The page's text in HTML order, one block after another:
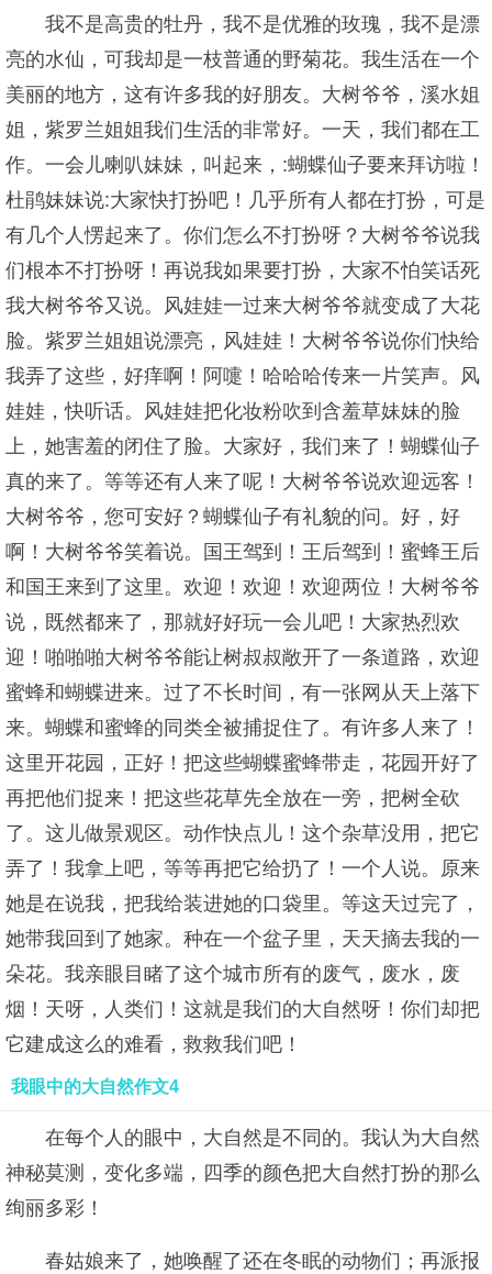
我不是高贵的牡丹，我不是优雅的玫瑰，我不是漂
亮的水仙，可我却是一枝普通的野菊花。我生活在一个
美丽的地方，这有许多我的好朋友。大树爷爷，溪水姐
姐，紫罗兰姐姐我们生活的非常好。一天，我们都在工
作。一会儿喇叭妹妹，叫起来，:蝴蝶仙子要来拜访啦！
杜鹃妹妹说:大家快打扮吧！几乎所有人都在打扮，可是
有几个人愣起来了。你们怎么不打扮呀？大树爷爷说我
们根本不打扮呀！再说我如果要打扮，大家不怕笑话死
我大树爷爷又说。风娃娃一过来大树爷爷就变成了大花
脸。紫罗兰姐姐说漂亮，风娃娃！大树爷爷说你们快给
我弄了这些，好痒啊！阿嚏！哈哈哈传来一片笑声。风
娃娃，快听话。风娃娃把化妆粉吹到含羞草妹妹的脸
上，她害羞的闭住了脸。大家好，我们来了！蝴蝶仙子
真的来了。等等还有人来了呢！大树爷爷说欢迎远客！
大树爷爷，您可安好？蝴蝶仙子有礼貌的问。好，好
啊！大树爷爷笑着说。国王驾到！王后驾到！蜜蜂王后
和国王来到了这里。欢迎！欢迎！欢迎两位！大树爷爷
说，既然都来了，那就好好玩一会儿吧！大家热烈欢
迎！啪啪啪大树爷爷能让树叔叔敞开了一条道路，欢迎
蜜蜂和蝴蝶进来。过了不长时间，有一张网从天上落下
来。蝴蝶和蜜蜂的同类全被捕捉住了。有许多人来了！
这里开花园，正好！把这些蝴蝶蜜蜂带走，花园开好了
再把他们捉来！把这些花草先全放在一旁，把树全砍
了。这儿做景观区。动作快点儿！这个杂草没用，把它
弄了！我拿上吧，等等再把它给扔了！一个人说。原来
她是在说我，把我给装进她的口袋里。等这天过完了，
她带我回到了她家。种在一个盆子里，天天摘去我的一
朵花。我亲眼目睹了这个城市所有的废气，废水，废
烟！天呀，人类们！这就是我们的大自然呀！你们却把
它建成这么的难看，救救我们吧！
我眼中的大自然作文4
在每个人的眼中，大自然是不同的。我认为大自然
神秘莫测，变化多端，四季的颜色把大自然打扮的那么
绚丽多彩！
春姑娘来了，她唤醒了还在冬眠的动物们；再派报